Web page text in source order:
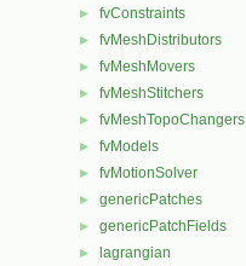
► fvConstraints
► fvMeshDistributors
► fvMeshMovers
► fvMeshStitchers
► fvMeshTopoChangers
► fvModels
► fvMotionSolver
► genericPatches
► genericPatchFields
► lagrangian